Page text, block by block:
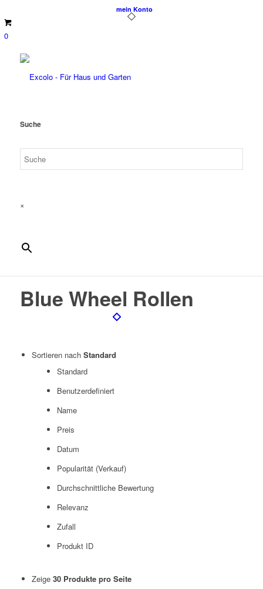
mein Konto
0
Suche
×
Blue Wheel Rollen
Sortieren nach Standard
Standard
Benutzerdefiniert
Name
Preis
Datum
Popularität (Verkauf)
Durchschnittliche Bewertung
Relevanz
Zufall
Produkt ID
Zeige 30 Produkte pro Seite